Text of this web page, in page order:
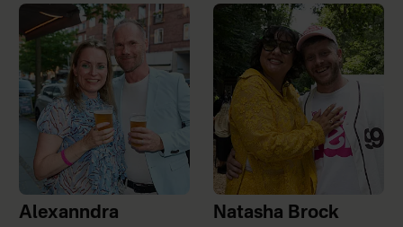
Alexanndra
Natasha Brock